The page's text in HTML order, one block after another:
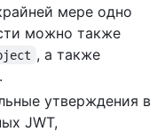
мере одно
можно также
, а также
.
утверждения в
JWT,